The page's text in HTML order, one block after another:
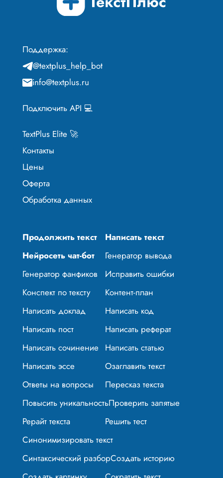
Поддержка:
@textplus_help_bot
info@textplus.ru
Подключить API 💻
TextPlus Elite 🚀
Контакты
Цены
Оферта
Обработка данных
Продолжить текст
Написать текст
Нейросеть чат-бот
Генератор вывода
Генератор фанфиков
Исправить ошибки
Конспект по тексту
Контент-план
Написать доклад
Написать код
Написать пост
Написать реферат
Написать сочинение Написать статью
Написать эссе
Озаглавить текст
Ответы на вопросы
Пересказ текста
Повысить уникальностьПроверить запятые
Рерайт текста
Решить тест
Синонимизировать текст
Синтаксический разборСоздать историю